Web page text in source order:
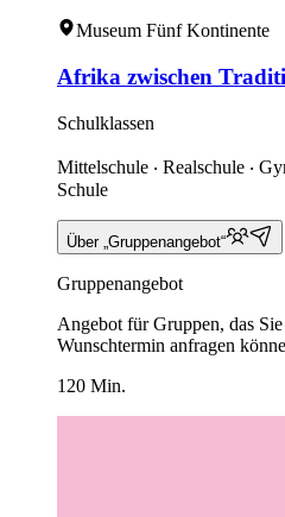
Museum Fünf Kontinente
Afrika zwischen
Schulklassen
Mittelschule ‧ Realschule ‧
Schule
Über „Gruppenangebot“
Gruppenangebot
Angebot für Gruppen, das
Wunschtermin anfragen
120 Min.